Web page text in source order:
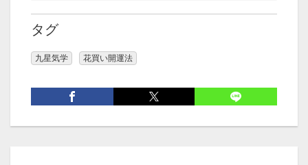
タグ
九星気学 花買い開運法